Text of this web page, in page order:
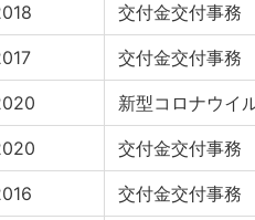
交付金交付事務
交付金交付事務
新型コロナウイ
交付金交付事務
交付金交付事務